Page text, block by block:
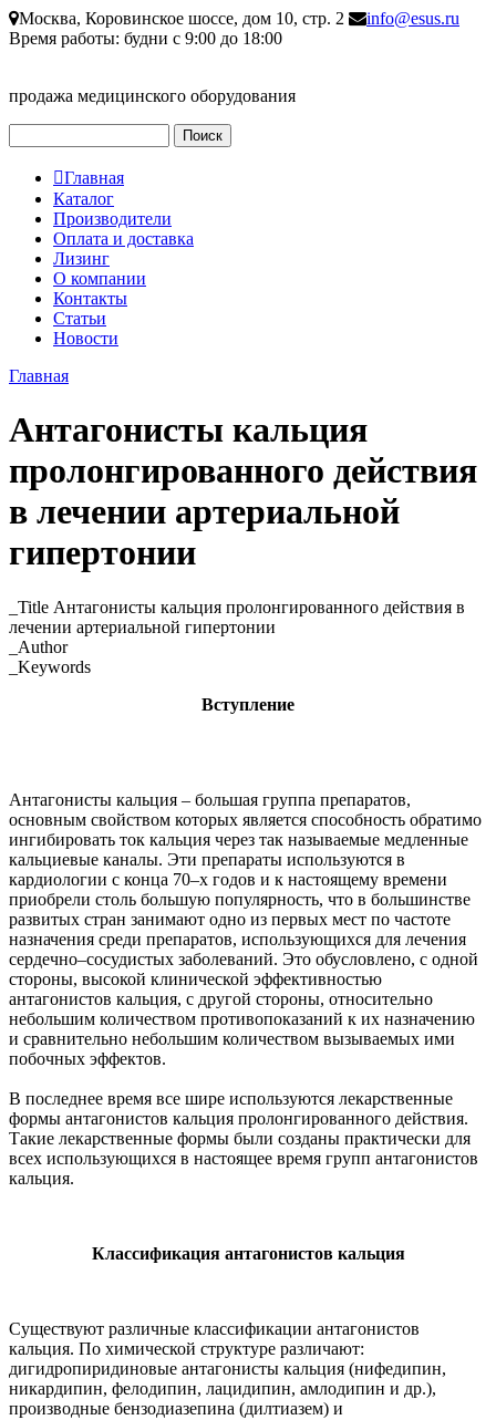
Перейти к основному содержанию
Москва, Коровинское шоссе, дом 10, стр. 2
info@esus.ru
Время работы: будни с 9:00 до 18:00
продажа медицинского оборудования
Главное меню
Главная
Каталог
Производители
Оплата и доставка
Лизинг
О компании
Контакты
Статьи
Новости
Главная
Антагонисты кальция
пролонгированного действия
в лечении артериальной
гипертонии
_Title Антагонисты кальция пролонгированного действия в
лечении артериальной гипертонии
_Author
_Keywords
Вступление
Антагонисты кальция – большая группа препаратов,
основным свойством которых является способность обратимо
ингибировать ток кальция через так называемые медленные
кальциевые каналы. Эти препараты используются в
кардиологии с конца 70–х годов и к настоящему времени
приобрели столь большую популярность, что в большинстве
развитых стран занимают одно из первых мест по частоте
назначения среди препаратов, использующихся для лечения
сердечно–сосудистых заболеваний. Это обусловлено, с одной
стороны, высокой клинической эффективностью
антагонистов кальция, с другой стороны, относительно
небольшим количеством противопоказаний к их назначению
и сравнительно небольшим количеством вызываемых ими
побочных эффектов.
В последнее время все шире используются лекарственные
формы антагонистов кальция пролонгированного действия.
Такие лекарственные формы были созданы практически для
всех использующихся в настоящее время групп антагонистов
кальция.
Классификация антагонистов кальция
Существуют различные классификации антагонистов
кальция. По химической структуре различают:
дигидропиридиновые антагонисты кальция (нифедипин,
никардипин, фелодипин, лацидипин, амлодипин и др.),
производные бензодиазепина (дилтиазем) и